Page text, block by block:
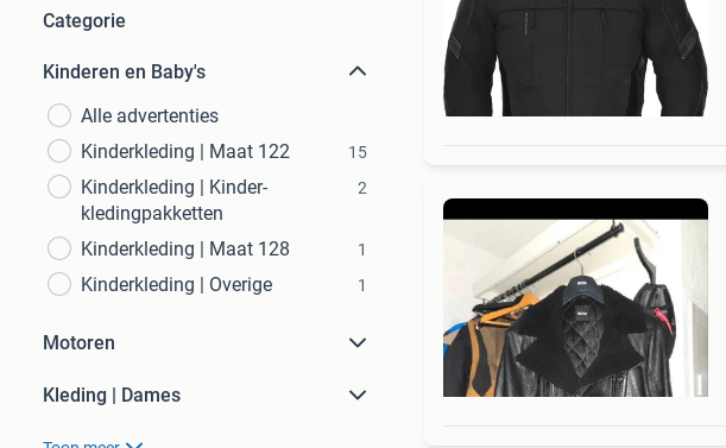
Categorie
Kinderen en Baby's
Alle advertenties
Kinderkleding | Maat 122
15
Kinderkleding | Kinder-
kledingpakketten
2
Kinderkleding | Maat 128 1
Kinderkleding | Overige 1
Motoren
Kleding | Dames